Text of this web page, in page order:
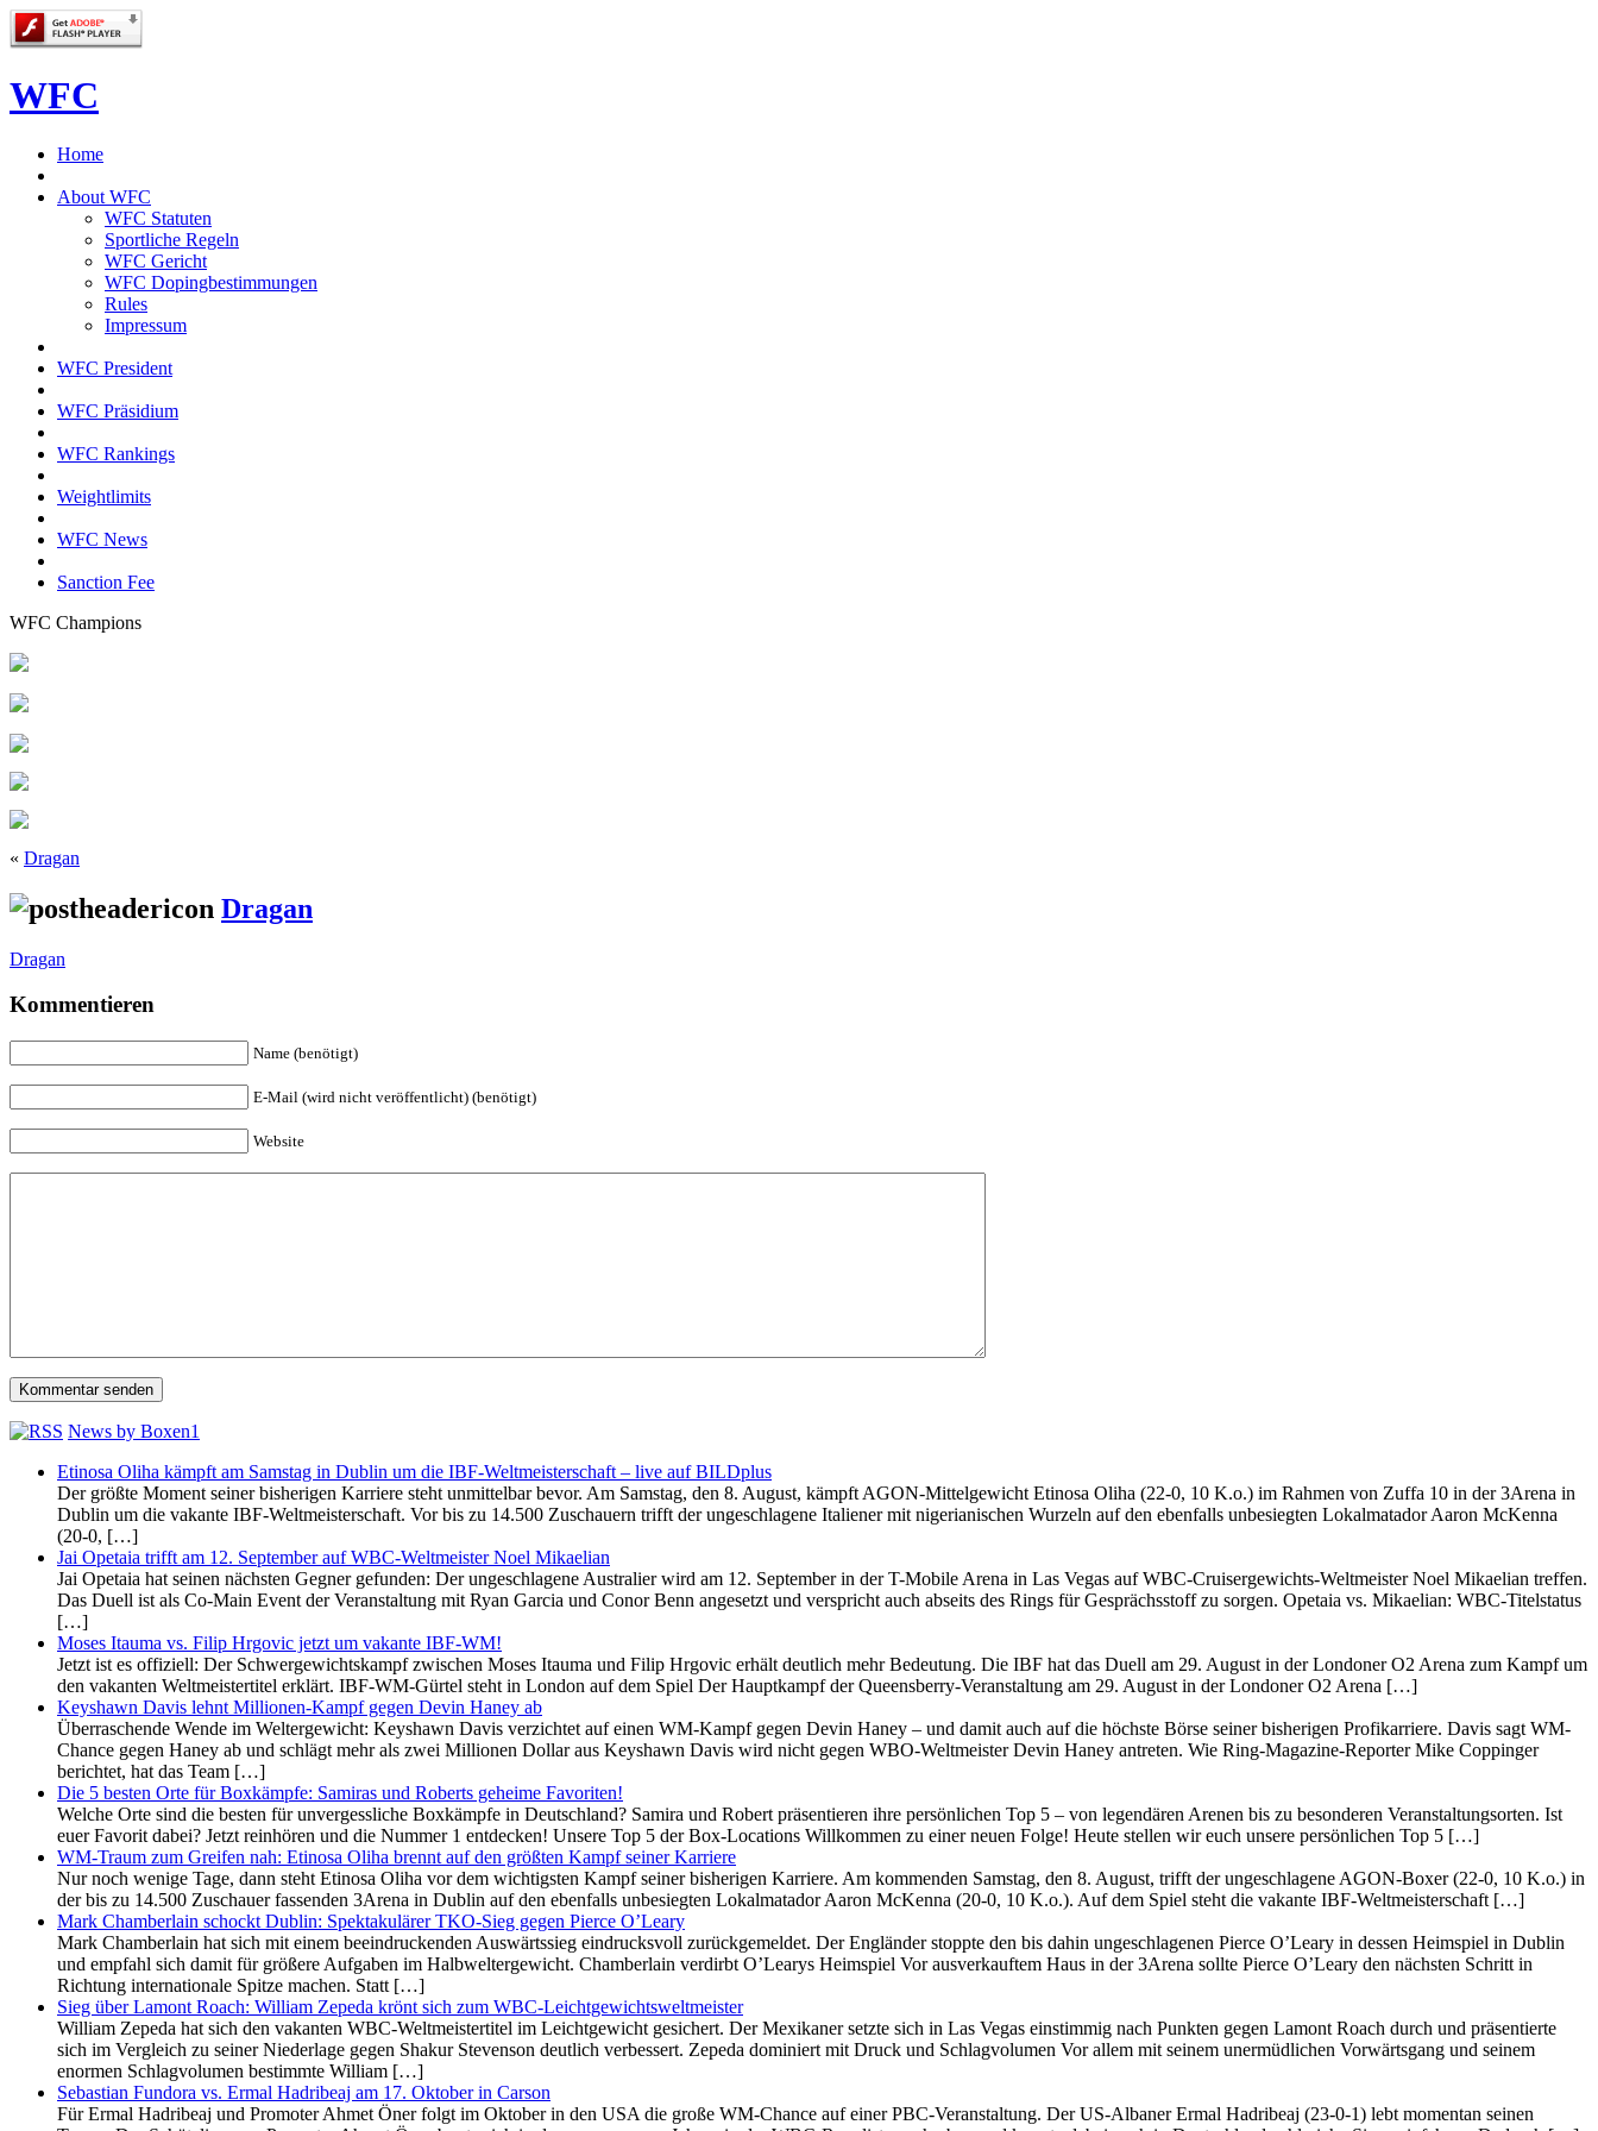
WFC
Home
About WFC
WFC Statuten
Sportliche Regeln
WFC Gericht
WFC Dopingbestimmungen
Rules
Impressum
WFC President
WFC Präsidium
WFC Rankings
Weightlimits
WFC News
Sanction Fee
WFC Champions
« Dragan
Dragan
Dragan
Kommentieren
Name (benötigt)
E-Mail (wird nicht veröffentlicht) (benötigt)
Website
News by Boxen1
Etinosa Oliha kämpft am Samstag in Dublin um die IBF-Weltmeisterschaft – live auf BILDplus
Der größte Moment seiner bisherigen Karriere steht unmittelbar bevor. Am Samstag, den 8. August, kämpft AGON-Mittelgewicht Etinosa Oliha (22-0, 10 K.o.) im Rahmen von Zuffa 10 in der 3Arena in
Dublin um die vakante IBF-Weltmeisterschaft. Vor bis zu 14.500 Zuschauern trifft der ungeschlagene Italiener mit nigerianischen Wurzeln auf den ebenfalls unbesiegten Lokalmatador Aaron McKenna
(20-0, […]
Jai Opetaia trifft am 12. September auf WBC-Weltmeister Noel Mikaelian
Jai Opetaia hat seinen nächsten Gegner gefunden: Der ungeschlagene Australier wird am 12. September in der T-Mobile Arena in Las Vegas auf WBC-Cruisergewichts-Weltmeister Noel Mikaelian treffen.
Das Duell ist als Co-Main Event der Veranstaltung mit Ryan Garcia und Conor Benn angesetzt und verspricht auch abseits des Rings für Gesprächsstoff zu sorgen. Opetaia vs. Mikaelian: WBC-Titelstatus
[…]
Moses Itauma vs. Filip Hrgovic jetzt um vakante IBF-WM!
Jetzt ist es offiziell: Der Schwergewichtskampf zwischen Moses Itauma und Filip Hrgovic erhält deutlich mehr Bedeutung. Die IBF hat das Duell am 29. August in der Londoner O2 Arena zum Kampf um
den vakanten Weltmeistertitel erklärt. IBF-WM-Gürtel steht in London auf dem Spiel Der Hauptkampf der Queensberry-Veranstaltung am 29. August in der Londoner O2 Arena […]
Keyshawn Davis lehnt Millionen-Kampf gegen Devin Haney ab
Überraschende Wende im Weltergewicht: Keyshawn Davis verzichtet auf einen WM-Kampf gegen Devin Haney – und damit auch auf die höchste Börse seiner bisherigen Profikarriere. Davis sagt WM-
Chance gegen Haney ab und schlägt mehr als zwei Millionen Dollar aus Keyshawn Davis wird nicht gegen WBO-Weltmeister Devin Haney antreten. Wie Ring-Magazine-Reporter Mike Coppinger
berichtet, hat das Team […]
Die 5 besten Orte für Boxkämpfe: Samiras und Roberts geheime Favoriten!
Welche Orte sind die besten für unvergessliche Boxkämpfe in Deutschland? Samira und Robert präsentieren ihre persönlichen Top 5 – von legendären Arenen bis zu besonderen Veranstaltungsorten. Ist
euer Favorit dabei? Jetzt reinhören und die Nummer 1 entdecken! Unsere Top 5 der Box-Locations Willkommen zu einer neuen Folge! Heute stellen wir euch unsere persönlichen Top 5 […]
WM-Traum zum Greifen nah: Etinosa Oliha brennt auf den größten Kampf seiner Karriere
Nur noch wenige Tage, dann steht Etinosa Oliha vor dem wichtigsten Kampf seiner bisherigen Karriere. Am kommenden Samstag, den 8. August, trifft der ungeschlagene AGON-Boxer (22-0, 10 K.o.) in
der bis zu 14.500 Zuschauer fassenden 3Arena in Dublin auf den ebenfalls unbesiegten Lokalmatador Aaron McKenna (20-0, 10 K.o.). Auf dem Spiel steht die vakante IBF-Weltmeisterschaft […]
Mark Chamberlain schockt Dublin: Spektakulärer TKO-Sieg gegen Pierce O’Leary
Mark Chamberlain hat sich mit einem beeindruckenden Auswärtssieg eindrucksvoll zurückgemeldet. Der Engländer stoppte den bis dahin ungeschlagenen Pierce O’Leary in dessen Heimspiel in Dublin
und empfahl sich damit für größere Aufgaben im Halbweltergewicht. Chamberlain verdirbt O’Learys Heimspiel Vor ausverkauftem Haus in der 3Arena sollte Pierce O’Leary den nächsten Schritt in
Richtung internationale Spitze machen. Statt […]
Sieg über Lamont Roach: William Zepeda krönt sich zum WBC-Leichtgewichtsweltmeister
William Zepeda hat sich den vakanten WBC-Weltmeistertitel im Leichtgewicht gesichert. Der Mexikaner setzte sich in Las Vegas einstimmig nach Punkten gegen Lamont Roach durch und präsentierte
sich im Vergleich zu seiner Niederlage gegen Shakur Stevenson deutlich verbessert. Zepeda dominiert mit Druck und Schlagvolumen Vor allem mit seinem unermüdlichen Vorwärtsgang und seinem
enormen Schlagvolumen bestimmte William […]
Sebastian Fundora vs. Ermal Hadribeaj am 17. Oktober in Carson
Für Ermal Hadribeaj und Promoter Ahmet Öner folgt im Oktober in den USA die große WM-Chance auf einer PBC-Veranstaltung. Der US-Albaner Ermal Hadribeaj (23-0-1) lebt momentan seinen